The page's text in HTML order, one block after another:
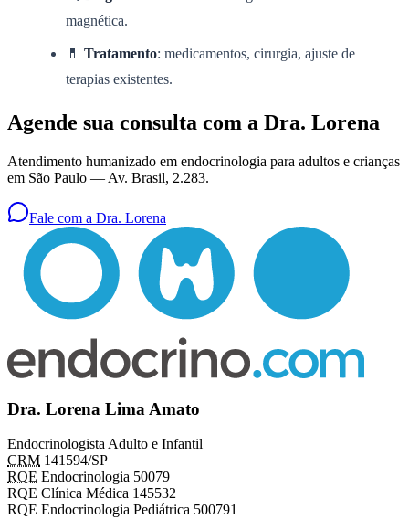
magnética.
💊 Tratamento: medicamentos, cirurgia, ajuste de
terapias existentes.
Agende sua consulta com a Dra. Lorena
Atendimento humanizado em endocrinologia para adultos e crianças
em São Paulo — Av. Brasil, 2.283.
Fale com a Dra. Lorena
Dra. Lorena Lima Amato
Endocrinologista Adulto e Infantil
CRM 141594/SP
RQE Endocrinologia 50079
RQE Clínica Médica 145532
RQE Endocrinologia Pediátrica 500791